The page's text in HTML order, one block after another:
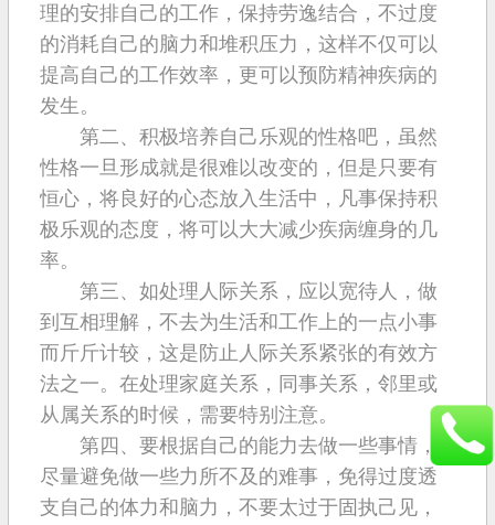
理的安排自己的工作，保持劳逸结合，不过度
的消耗自己的脑力和堆积压力，这样不仅可以
提高自己的工作效率，更可以预防精神疾病的
发生。
第二、积极培养自己乐观的性格吧，虽然
性格一旦形成就是很难以改变的，但是只要有
恒心，将良好的心态放入生活中，凡事保持积
极乐观的态度，将可以大大减少疾病缠身的几
率。
第三、如处理人际关系，应以宽待人，做
到互相理解，不去为生活和工作上的一点小事
而斤斤计较，这是防止人际关系紧张的有效方
法之一。在处理家庭关系，同事关系，邻里或
从属关系的时候，需要特别注意。
第四、要根据自己的能力去做一些事情，
尽量避免做一些力所不及的难事，免得过度透
支自己的体力和脑力，不要太过于固执己见，